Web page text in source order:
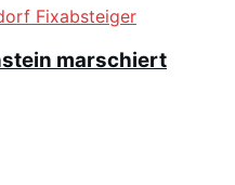
marschiert